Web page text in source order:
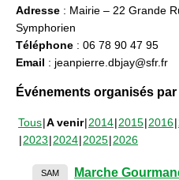
Adresse : Mairie – 22 Grande
Symphorien
Téléphone : 06 78 90 47 95
Email : jeanpierre.dbjay@sfr.fr
Événements organisés par
Tous A venir 2014 2015 2016
2023 2024 2025 2026
SAM
Marche